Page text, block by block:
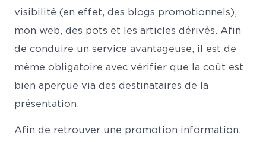
visibilité (en effet, des blogs promotionnels),
mon web, des pots et les articles dérivés. Afin
de conduire un service avantageuse, il est de
même obligatoire avec vérifier que la coût est
bien aperçue via des destinataires de la
présentation.
Afin de retrouver une promotion information,